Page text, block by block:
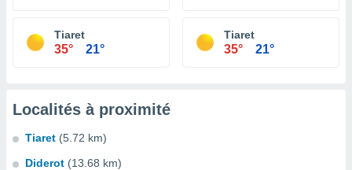
Tiaret
35° 21°
Tiaret
35° 21°
Localités à proximité
Tiaret (5.72 km)
Diderot (13.68 km)